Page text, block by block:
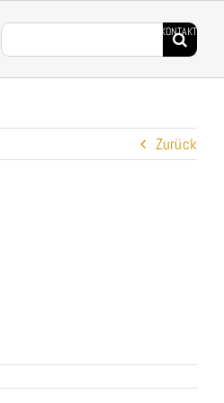
KONTAKT
Suche
nach:
Zurück